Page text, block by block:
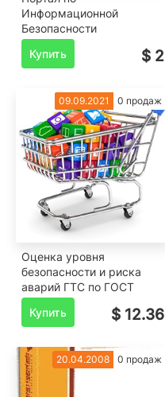
Информационной
Безопасности
Купить
$ 2
09.09.2021 0 продаж
Оценка уровня
безопасности и риска
аварий ГТС по ГОСТ
Купить
$ 12.36
20.04.2008 0 продаж